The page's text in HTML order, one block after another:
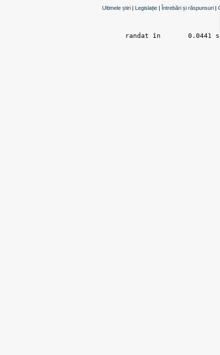
Ultimele știri | Legislație | Întrebări și răspunsuri |
randat în